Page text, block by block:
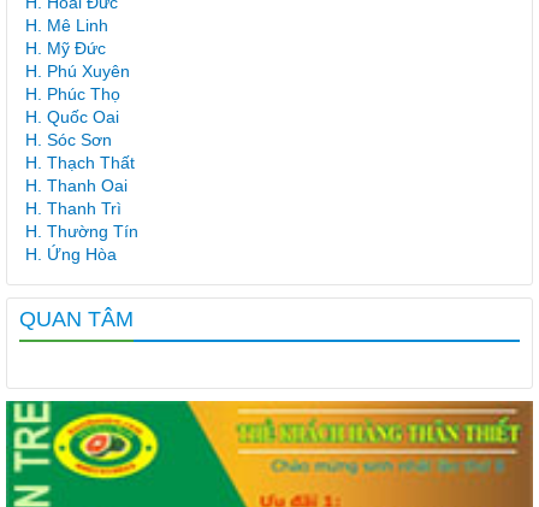
H. Mê Linh
H. Mỹ Đức
H. Phú Xuyên
H. Phúc Thọ
H. Quốc Oai
H. Sóc Sơn
H. Thạch Thất
H. Thanh Oai
H. Thanh Trì
H. Thường Tín
H. Ứng Hòa
QUAN TÂM